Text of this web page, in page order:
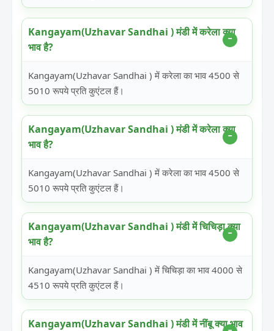
Kangayam(Uzhavar Sandhai ) मंडी में करेला क्या
भाव है?
Kangayam(Uzhavar Sandhai ) में करेला का भाव 4500 से
5010 रूपये प्रति कुएंटल हैं।
Kangayam(Uzhavar Sandhai ) मंडी में करेला क्या
भाव है?
Kangayam(Uzhavar Sandhai ) में करेला का भाव 4500 से
5010 रूपये प्रति कुएंटल हैं।
Kangayam(Uzhavar Sandhai ) मंडी में चिचिड़ा क्या
भाव है?
Kangayam(Uzhavar Sandhai ) में चिचिड़ा का भाव 4000 से
4510 रूपये प्रति कुएंटल हैं।
Kangayam(Uzhavar Sandhai ) मंडी में नींबू क्या भाव